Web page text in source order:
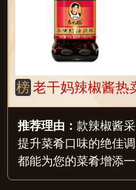
榜 老干妈辣椒酱热
推荐理由： 款辣椒酱
提升菜肴口味的绝佳
都能为您的菜肴增添一